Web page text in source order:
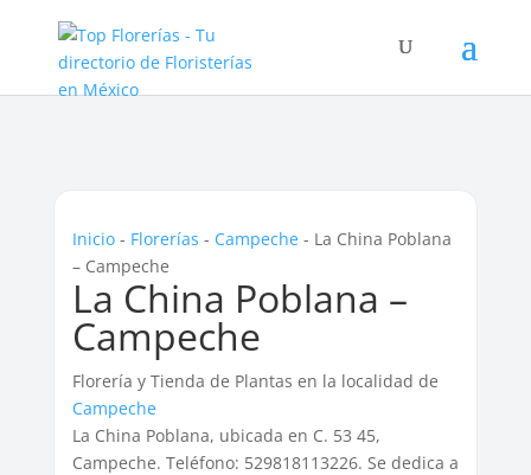
Inicio- Florerías - Campeche- La China Poblana
– Campeche
La China Poblana –
Campeche
Florería y Tienda de Plantas en la localidad de
Campeche
La China Poblana, ubicada en C. 53 45,
Campeche. Teléfono: 529818113226. Se dedica a